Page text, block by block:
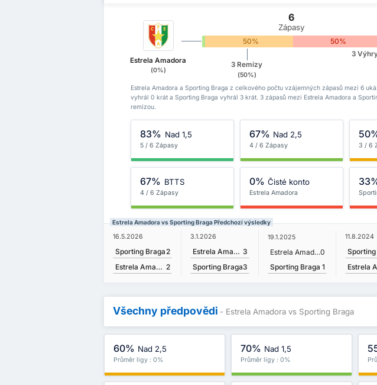
Estrela Amadora
(0%)
6
Zápasy
50% 50%
3 Remízy
(50%)
3
Estrela Amadora a Sporting Braga z celkového počtu vzájemných zápasů mezi 6
vyhrál 0 krát a Sporting Braga vyhrál 3 krát. 3 zápasů mezi Estrela Amadora a
remízou.
83% Nad 1,5
5 / 6 Zápasy
67% Nad 2,5
4 / 6 Zápasy 3 / 6
67% BTTS
4 / 6 Zápasy
0% Čisté konto
Estrela Amadora
Estrela Amadora vs Sporting Braga Předchozí výsledky
16.5.2026
Sporting Braga2
Estrela Amadora 2
3.1.2026
Estrela Amadora 3
Sporting Braga3
19.1.2025
Estrela Amadora0
Sporting Braga 1
11.8.2024
Sporting
Všechny předpovědi - Estrela Amadora vs Sporting Braga
60% Nad 2,5
Průměr ligy : 0%
70% Nad 1,5
Průměr ligy : 0%